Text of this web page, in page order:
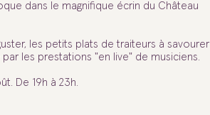
dans le magnifique écrin du Château
les petits plats de traiteurs à savourer
les prestations "en live" de musiciens.
De 19h à 23h.